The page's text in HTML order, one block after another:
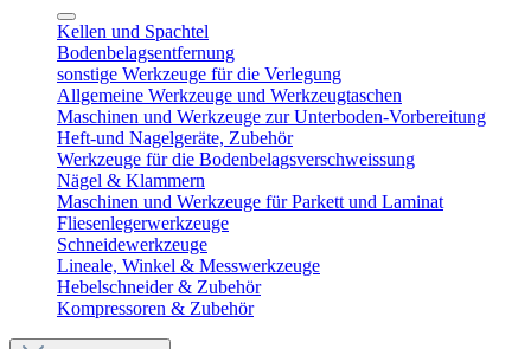
Kellen und Spachtel
Bodenbelagsentfernung
sonstige Werkzeuge für die Verlegung
Allgemeine Werkzeuge und Werkzeugtaschen
Maschinen und Werkzeuge zur Unterboden-Vorbereitung
Heft-und Nagelgeräte, Zubehör
Werkzeuge für die Bodenbelagsverschweissung
Nägel & Klammern
Maschinen und Werkzeuge für Parkett und Laminat
Fliesenlegerwerkzeuge
Schneidewerkzeuge
Lineale, Winkel & Messwerkzeuge
Hebelschneider & Zubehör
Kompressoren & Zubehör